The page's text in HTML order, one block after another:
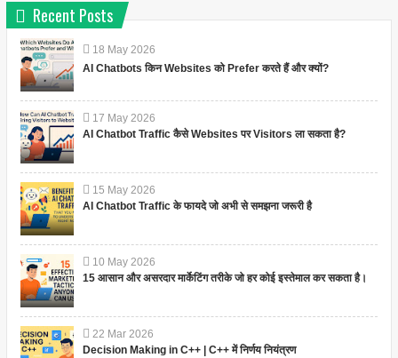
Recent Posts
18 May 2026
AI Chatbots किन Websites को Prefer करते हैं और क्यों?
17 May 2026
AI Chatbot Traffic कैसे Websites पर Visitors ला सकता है?
15 May 2026
AI Chatbot Traffic के फायदे जो अभी से समझना जरूरी है
10 May 2026
15 आसान और असरदार मार्केटिंग तरीके जो हर कोई इस्तेमाल कर सकता है।
22 Mar 2026
Decision Making in C++ | C++ में निर्णय नियंत्रण